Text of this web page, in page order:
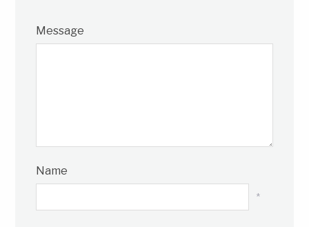
Message
Name
*